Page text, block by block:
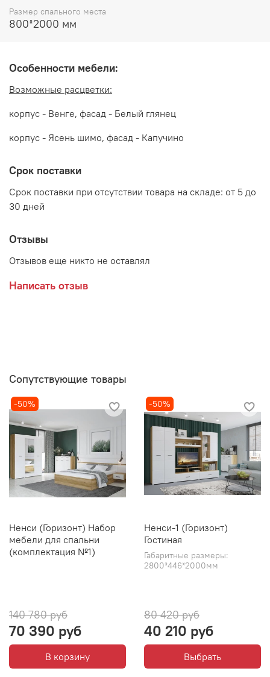
Возможные расцветки:
комплекти не входит
Производитель:
Мебельная фабрика ГОРИЗОНТ
Размер спального места
800*2000 мм
Особенности мебели:
Возможные расцветки:
корпус - Венге, фасад - Белый глянец
корпус - Ясень шимо, фасад - Капучино
Срок поставки
Срок поставки при отсутствии товара на складе: от 5 до
30 дней
Отзывы
Отзывов еще никто не оставлял
Написать отзыв
Сопутствующие товары
-50%
Ненси (Горизонт) Набор
мебели для спальни
(комплектация №1)
140 780 руб
70 390 руб
В корзину
-50%
Ненси-1 (Горизонт)
Гостиная
Габаритные размеры:
2800*446*2000мм
80 420 руб
40 210 руб
Выбрать